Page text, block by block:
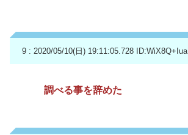
9 : 2020/05/10(日) 19:11:05.728 ID:WiX8Q+Iua
調べる事を辞めた